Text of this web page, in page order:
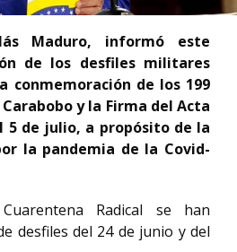
Maduro, informó este
de los desfiles militares
conmemoración de los 199
y la Firma del Acta
5 de julio, a propósito de la
la pandemia de la Covid-
Radical se han
desfiles del 24 de junio y del